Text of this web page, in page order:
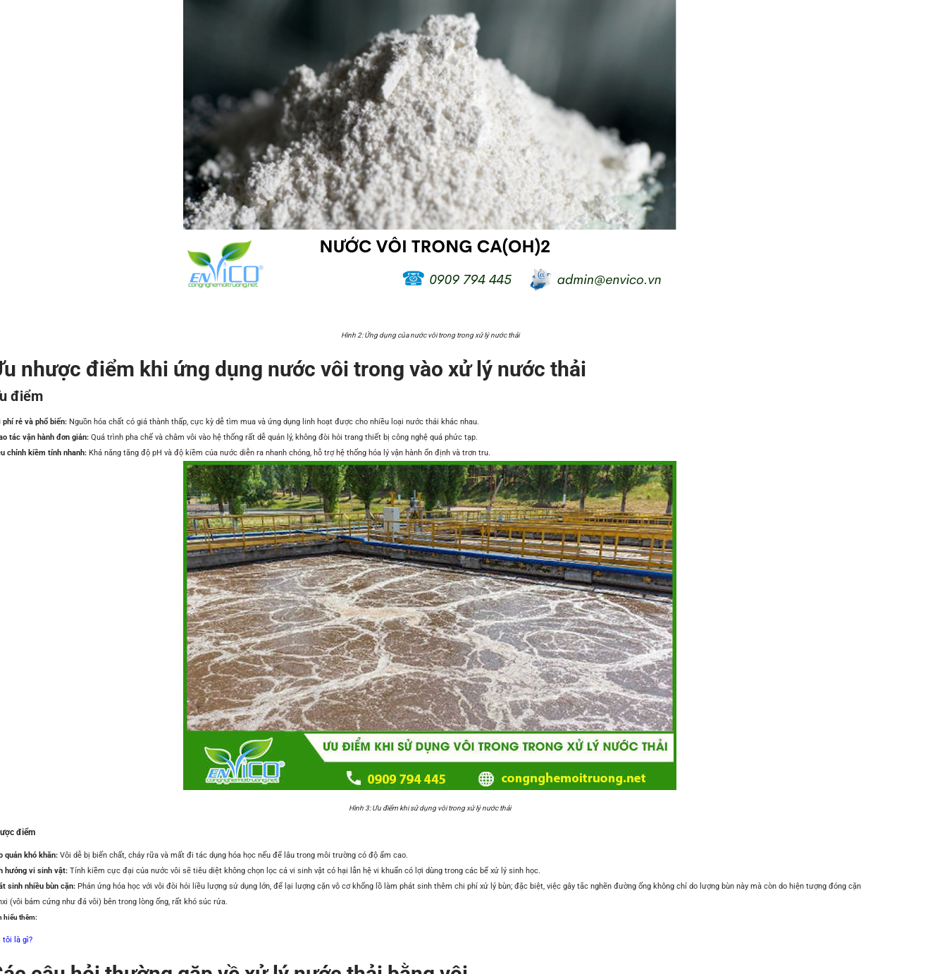
Hình 2: Ứng dụng của nước vôi trong trong xử lý nước thải
nhược điểm khi ứng dụng nước vôi trong vào xử lý nước thải
điểm
phí rẻ và phổ biến: Nguồn hóa chất có giá thành thấp, cực kỳ dễ tìm mua và ứng dụng linh hoạt được cho nhiều loại nước thải khác nhau.
tác vận hành đơn giản: Quá trình pha chế và châm vôi vào hệ thống rất dễ quản lý, không đòi hỏi trang thiết bị công nghệ quá phức tạp.
chỉnh kiềm tính nhanh: Khả năng tăng độ pH và độ kiềm của nước diễn ra nhanh chóng, hỗ trợ hệ thống hóa lý vận hành ổn định và trơn tru.
Hình 3: Ưu điểm khi sử dụng vôi trong xử lý nước thải
điểm
quản khó khăn: Vôi dễ bị biến chất, chảy rữa và mất đi tác dụng hóa học nếu để lâu trong môi trường có độ ẩm cao.
hưởng vi sinh vật: Tính kiềm cực đại của nước vôi sẽ tiêu diệt không chọn lọc cả vi sinh vật có hại lẫn hệ vi khuẩn có lợi dùng trong các bể xử lý sinh học.
sinh nhiều bùn cặn: Phản ứng hóa học với vôi đòi hỏi liều lượng sử dụng lớn, để lại lượng cặn vô cơ khổng lồ làm phát sinh thêm chi phí xử lý bùn; đặc biệt, việc gây tắc nghẽn đường ống không chỉ do lượng bùn này mà còn do hiện tượng đóng cặn
(vôi bám cứng như đá vôi) bên trong lòng ống, rất khó súc rửa.
hiểu thêm:
tôi là gì?